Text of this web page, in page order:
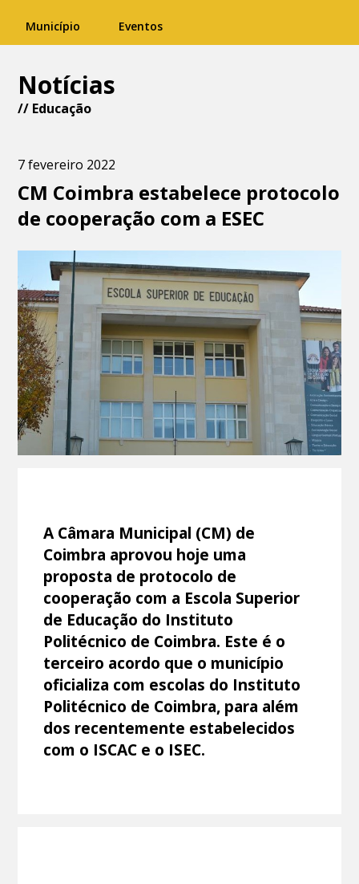
Município Eventos
Notícias
// Educação
7 fevereiro 2022
CM Coimbra estabelece protocolo
de cooperação com a ESEC
A Câmara Municipal (CM) de
Coimbra aprovou hoje uma
proposta de protocolo de
cooperação com a Escola Superior
de Educação do Instituto
Politécnico de Coimbra. Este é o
terceiro acordo que o município
oficializa com escolas do Instituto
Politécnico de Coimbra, para além
dos recentemente estabelecidos
com o ISCAC e o ISEC.